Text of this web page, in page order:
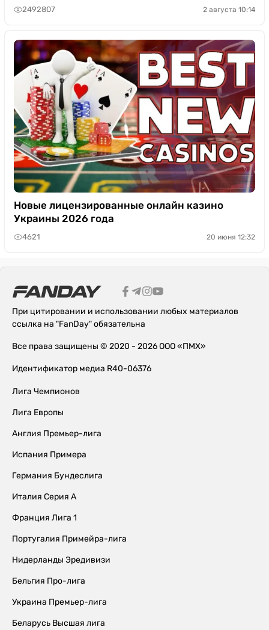
2492807 2 августа 10:14
Новые лицензированные онлайн казино
Украины 2026 года
4621 20 июня 12:32
При цитировании и использовании любых материалов
ссылка на "FanDay" обязательна
Все права защищены © 2020 - 2026 ООО «ПМХ»
Идентификатор медиа R40-06376
Лига Чемпионов
Лига Европы
Англия Премьер-лига
Испания Примера
Германия Бундеслига
Италия Серия А
Франция Лига 1
Португалия Примейра-лига
Нидерланды Эредивизи
Бельгия Про-лига
Украина Премьер-лига
Беларусь Высшая лига